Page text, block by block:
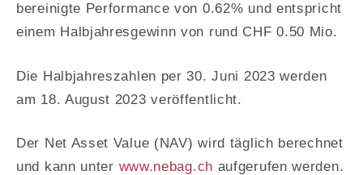
bereinigte Performance von 0.62% und entspricht
einem Halbjahresgewinn von rund CHF 0.50 Mio.
Die Halbjahreszahlen per 30. Juni 2023 werden
am 18. August 2023 veröffentlicht.
Der Net Asset Value (NAV) wird täglich berechnet
und kann unter www.nebag.ch aufgerufen werden.